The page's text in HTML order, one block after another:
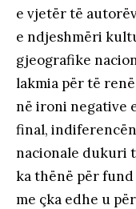
e vjetër të
e ndjeshmëri
gjeografike
lakmia për të
në ironi negative
final,
nacionale dukuri
ka thënë për
me çka edhe u